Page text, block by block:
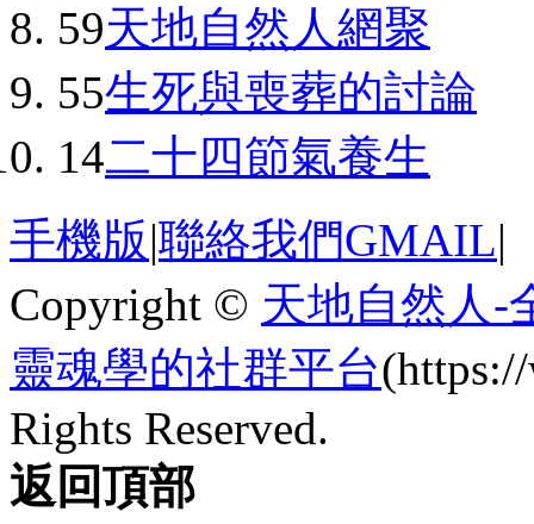
59天地自然人網聚
55生死與喪葬的討論
14二十四節氣養生
手機版|聯絡我們GMAIL|
Copyright © 天地自然人-
靈魂學的社群平台
Rights Reserved.
返回頂部